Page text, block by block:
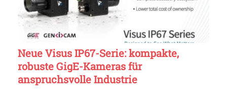
Neue Visus IP67-Serie: kompakte,
robuste GigE-Kameras für
anspruchsvolle Industrie